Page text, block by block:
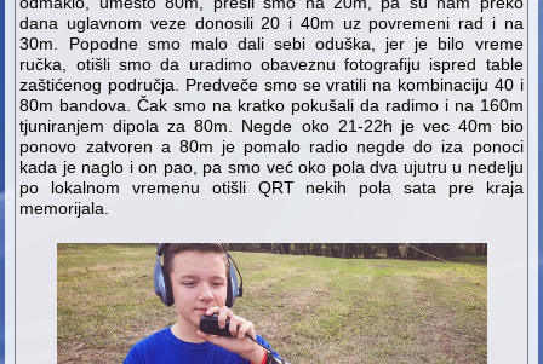
dana uglavnom veze donosili 20 i 40m uz povremeni rad i na
30m. Popodne smo malo dali sebi oduška, jer je bilo vreme
ručka, otišli smo da uradimo obaveznu fotografiju ispred table
zaštićenog područja. Predveče smo se vratili na kombinaciju 40 i
80m bandova. Čak smo na kratko pokušali da radimo i na 160m
tjuniranjem dipola za 80m. Negde oko 21-22h je vec 40m bio
ponovo zatvoren a 80m je pomalo radio negde do iza ponoci
kada je naglo i on pao, pa smo već oko pola dva ujutru u nedelju
po lokalnom vremenu otišli QRT nekih pola sata pre kraja
memorijala.